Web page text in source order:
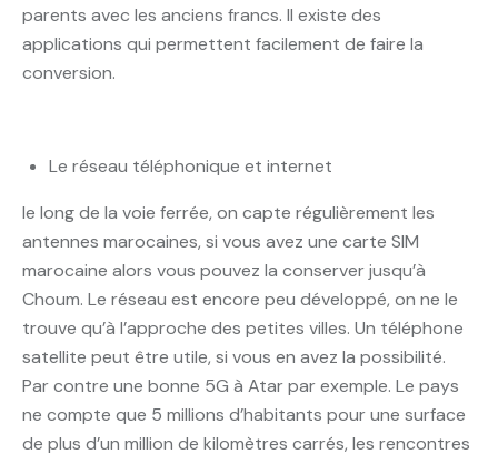
parents avec les anciens francs. Il existe des
applications qui permettent facilement de faire la
conversion.
Le réseau téléphonique et internet
le long de la voie ferrée, on capte régulièrement les
antennes marocaines, si vous avez une carte SIM
marocaine alors vous pouvez la conserver jusqu’à
Choum. Le réseau est encore peu développé, on ne le
trouve qu’à l’approche des petites villes. Un téléphone
satellite peut être utile, si vous en avez la possibilité.
Par contre une bonne 5G à Atar par exemple. Le pays
ne compte que 5 millions d’habitants pour une surface
de plus d’un million de kilomètres carrés, les rencontres